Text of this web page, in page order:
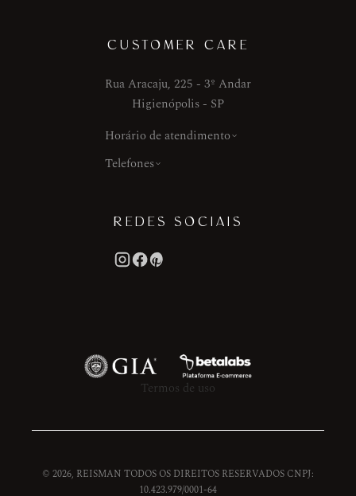
CUSTOMER CARE
Rua Aracaju, 225 - 3º Andar
Higienópolis - SP
Horário de atendimento
Telefones
REDES SOCIAIS
Termos de uso
© 2026, REISMAN TODOS OS DIREITOS RESERVADOS CNPJ:
10.423.979/0001-64